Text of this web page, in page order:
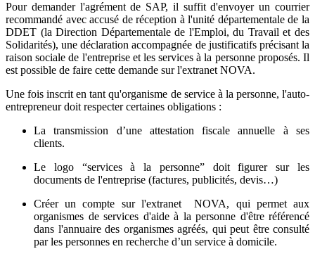
Pour demander l'agrément de SAP, il suffit d'envoyer un courrier
recommandé avec accusé de réception à l'unité départementale de la
DDET (la Direction Départementale de l'Emploi, du Travail et des
Solidarités), une déclaration accompagnée de justificatifs précisant la
raison sociale de l'entreprise et les services à la personne proposés. Il
est possible de faire cette demande sur l'extranet NOVA.
Une fois inscrit en tant qu'organisme de service à la personne, l'auto-
entrepreneur doit respecter certaines obligations :
La transmission d’une attestation fiscale annuelle à ses
clients.
Le logo “services à la personne” doit figurer sur les
documents de l'entreprise (factures, publicités, devis…)
Créer un compte sur l'extranet NOVA, qui permet aux
organismes de services d'aide à la personne d'être référencé
dans l'annuaire des organismes agréés, qui peut être consulté
par les personnes en recherche d’un service à domicile.